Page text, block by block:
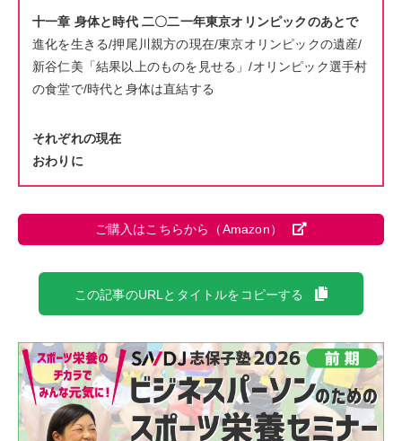
十一章 身体と時代 二〇二一年東京オリンピックのあとで
進化を生きる/押尾川親方の現在/東京オリンピックの遺産/
新谷仁美「結果以上のものを見せる」/オリンピック選手村
の食堂で/時代と身体は直結する
それぞれの現在
おわりに
ご購入はこちらから（Amazon）
この記事のURLとタイトルをコピーする